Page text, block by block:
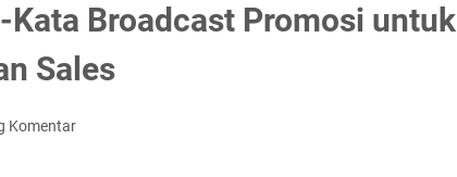
Kata Broadcast Promosi untuk
Sales
Komentar